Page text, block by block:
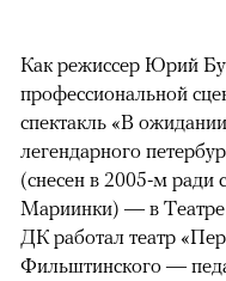
Как режиссер Юрий
профессиональной
спектакль «В
легендарного
(снесен в 2005-м ради
Мариинки) — в
ДК работал театр
Фильштинского —